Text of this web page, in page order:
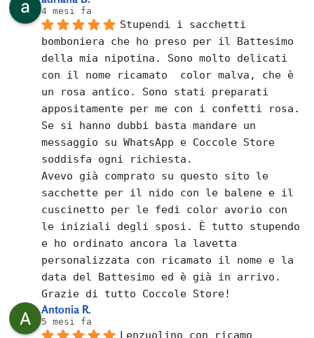
4 mesi fa
Stupendi i sacchetti
bomboniera che ho preso per il Battesimo
della mia nipotina. Sono molto delicati
con il nome ricamato  color malva, che è
un rosa antico. Sono stati preparati
appositamente per me con i confetti rosa.
Se si hanno dubbi basta mandare un
messaggio su WhatsApp e Coccole Store
soddisfa ogni richiesta.
Avevo già comprato su questo sito le
sacchette per il nido con le balene e il
cuscinetto per le fedi color avorio con
le iniziali degli sposi. È tutto stupendo
e ho ordinato ancora la lavetta
personalizzata con ricamato il nome e la
data del Battesimo ed è già in arrivo.
Grazie di tutto Coccole Store!
Antonia R.
5 mesi fa
Lenzuolino con ricamo